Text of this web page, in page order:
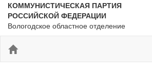
КОММУНИСТИЧЕСКАЯ ПАРТИЯ
РОССИЙСКОЙ ФЕДЕРАЦИИ
Вологодское областное отделение